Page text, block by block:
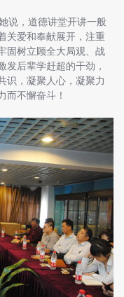
说，道德讲堂开讲一般
关爱和奉献展开，注重
固树立顾全大局观、战
发后辈学赶超的干劲，
识，凝聚人心，凝聚力
而不懈奋斗！